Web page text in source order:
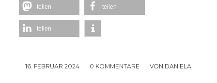
teilen teilen
teilen
16. FEBRUAR 2024
/ 0 KOMMENTARE
/ VON DANIELA